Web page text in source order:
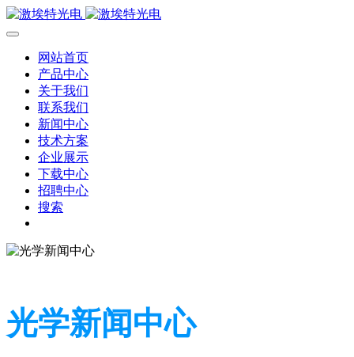
网站首页
产品中心
关于我们
联系我们
新闻中心
技术方案
企业展示
下载中心
招聘中心
搜索
光学新闻中心